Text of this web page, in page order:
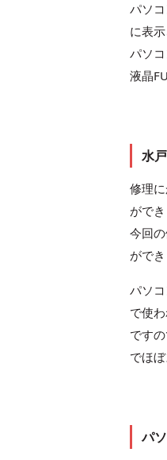
パソ
に表
パソ
液晶
水
修理
ができ
今回
ができ
パソ
で使
です
でほ
パ